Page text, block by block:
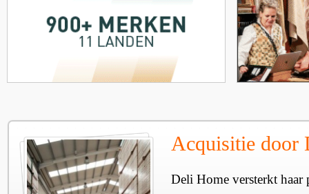
Acquisitie door
Deli Home versterkt haar